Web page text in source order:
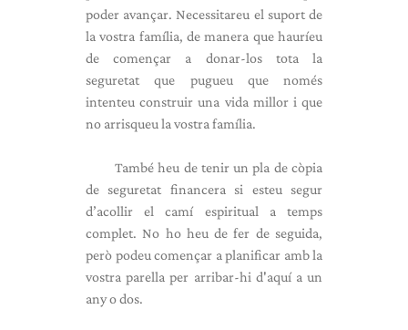
poder avançar. Necessitareu el suport de
la vostra família, de manera que hauríeu
de començar a donar-los tota la
seguretat que pugueu que només
intenteu construir una vida millor i que
no arrisqueu la vostra família.
També heu de tenir un pla de còpia
de seguretat financera si esteu segur
d’acollir el camí espiritual a temps
complet. No ho heu de fer de seguida,
però podeu començar a planificar amb la
vostra parella per arribar-hi d'aquí a un
any o dos.